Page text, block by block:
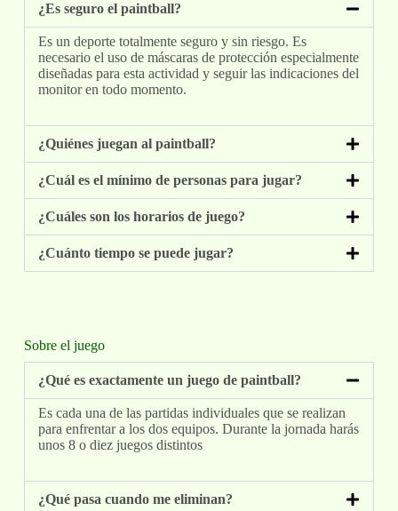
¿Es seguro el paintball?
Es un deporte totalmente seguro y sin riesgo. Es
necesario el uso de máscaras de protección especialmente
diseñadas para esta actividad y seguir las indicaciones del
monitor en todo momento.
¿Quiénes juegan al paintball?
¿Cuál es el mínimo de personas para jugar?
¿Cuáles son los horarios de juego?
¿Cuánto tiempo se puede jugar?
Sobre el juego
¿Qué es exactamente un juego de paintball?
Es cada una de las partidas individuales que se realizan
para enfrentar a los dos equipos. Durante la jornada harás
unos 8 o diez juegos distintos
¿Qué pasa cuando me eliminan?